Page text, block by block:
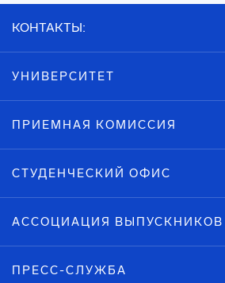
КОНТАКТЫ:
УНИВЕРСИТЕТ
ПРИЕМНАЯ КОМИССИЯ
СТУДЕНЧЕСКИЙ ОФИС
АССОЦИАЦИЯ ВЫПУСКНИКОВ
ПРЕСС-СЛУЖБА